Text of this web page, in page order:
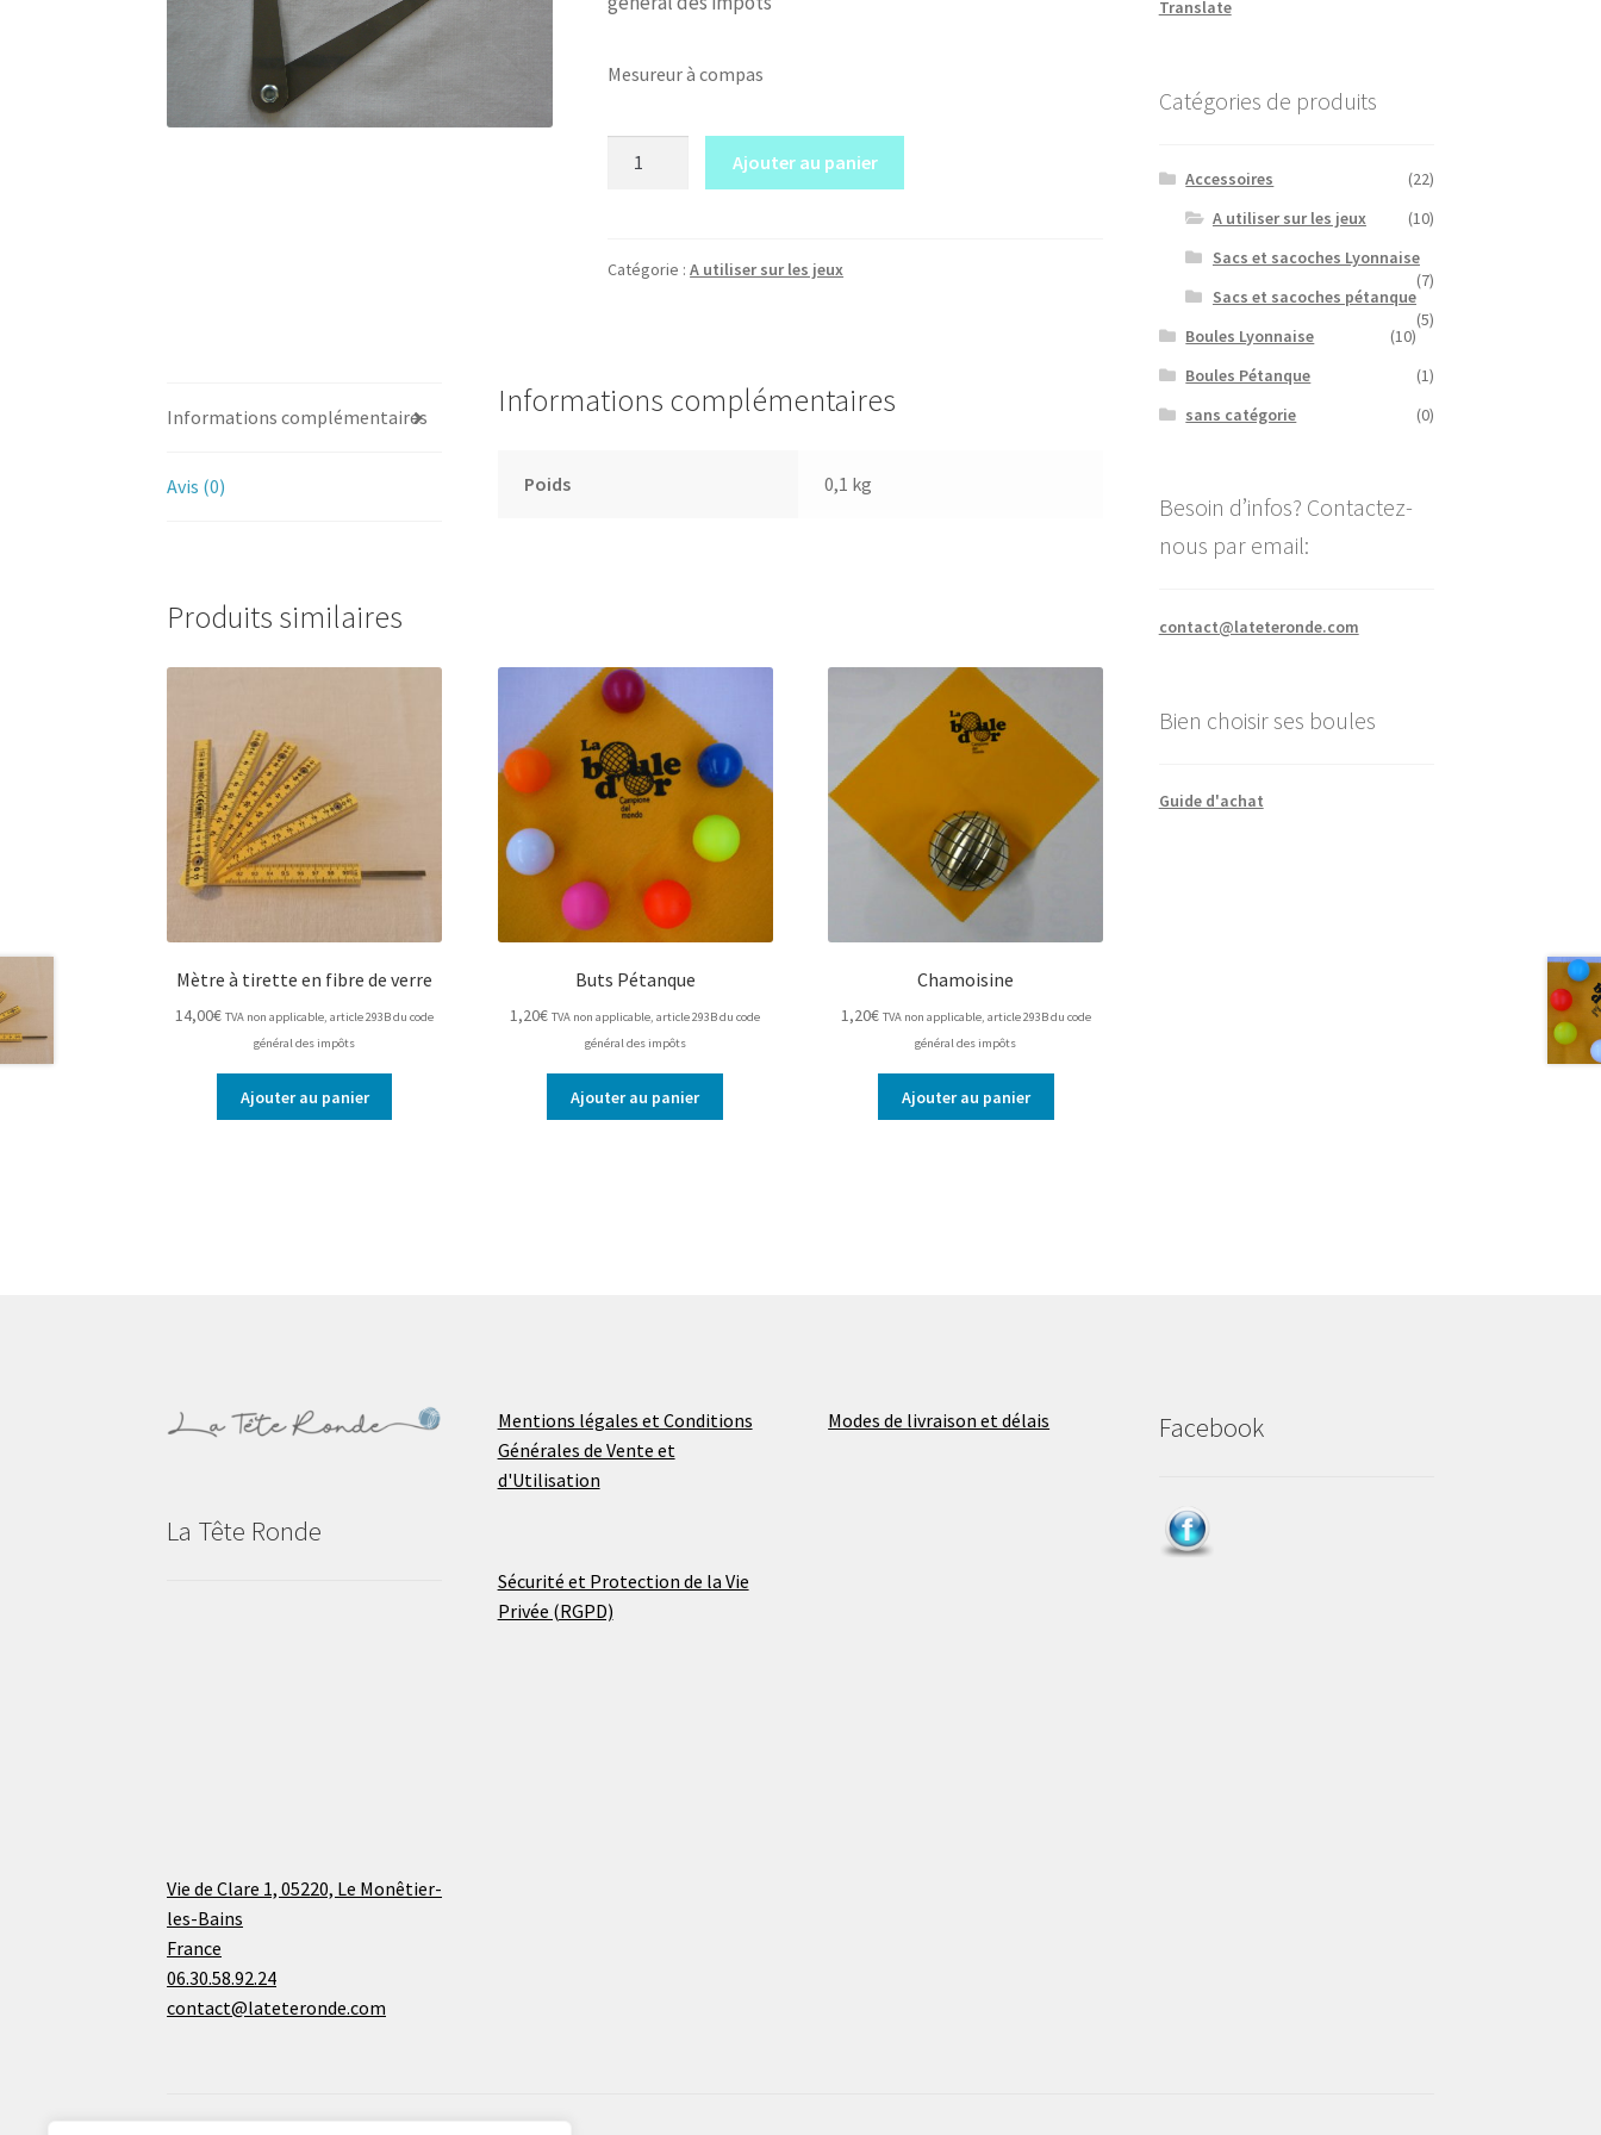
Mesureur à compas
compas
Ajouter au panier
Catégorie :A utiliser sur les jeux
Informations complémentaires
Avis (0)
Informations complémentaires
Poids 0,1 kg
Produits similaires
Mètre à tirette en fibre de verre
14,00€ TVA non applicable, article 293B du code
général des impôts
Ajouter au panier
Buts Pétanque
1,20€ TVA non applicable, article 293B du code
général des impôts
Ajouter au panier
Chamoisine
1,20€ TVA non applicable, article 293B du code
général des impôts
Ajouter au panier
Translate
Catégories de produits
Accessoires
(22)
A utiliser sur les jeux
(10)
Sacs et sacoches Lyonnaise
(7)
Sacs et sacoches pétanque
(5)
Boules Lyonnaise
(10)
Boules Pétanque
(1)
sans catégorie
(0)
Besoin d’infos? Contactez-
nous par email:
contact@lateteronde.com
Bien choisir ses boules
Guide d'achat
La Tête Ronde
Vie de Clare 1, 05220, Le Monêtier-
les-Bains
France
06.30.58.92.24
contact@lateteronde.com
Mentions légales et Conditions
Générales de Vente et
d'Utilisation
Sécurité et Protection de la Vie
Privée (RGPD)
Modes de livraison et délais Facebook